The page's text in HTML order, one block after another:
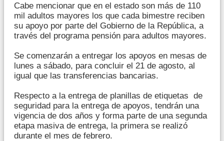
Cabe mencionar que en el estado son más de 110
mil adultos mayores los que cada bimestre reciben
su apoyo por parte del Gobierno de la República, a
través del programa pensión para adultos mayores.
Se comenzarán a entregar los apoyos en mesas de
lunes a sábado, para concluir el 21 de agosto, al
igual que las transferencias bancarias.
Respecto a la entrega de planillas de etiquetas de
seguridad para la entrega de apoyos, tendrán una
vigencia de dos años y forma parte de una segunda
etapa masiva de entrega, la primera se realizó
durante el mes de febrero.